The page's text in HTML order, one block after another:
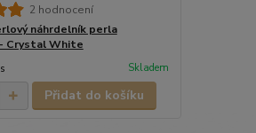
2 hodnocení
náhrdelník perla
Crystal White
Skladem
Přidat do košíku